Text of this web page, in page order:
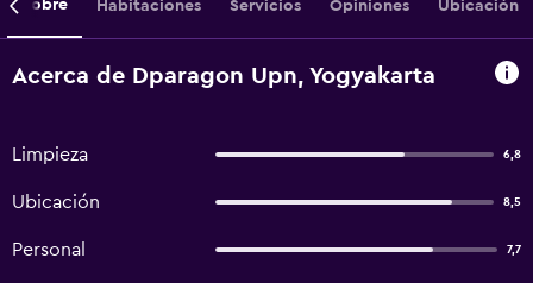
Sobre Habitaciones Servicios Opiniones Ubicación
Acerca de Dparagon Upn, Yogyakarta
Limpieza 6,8
Ubicación 8,5
Personal 7,7